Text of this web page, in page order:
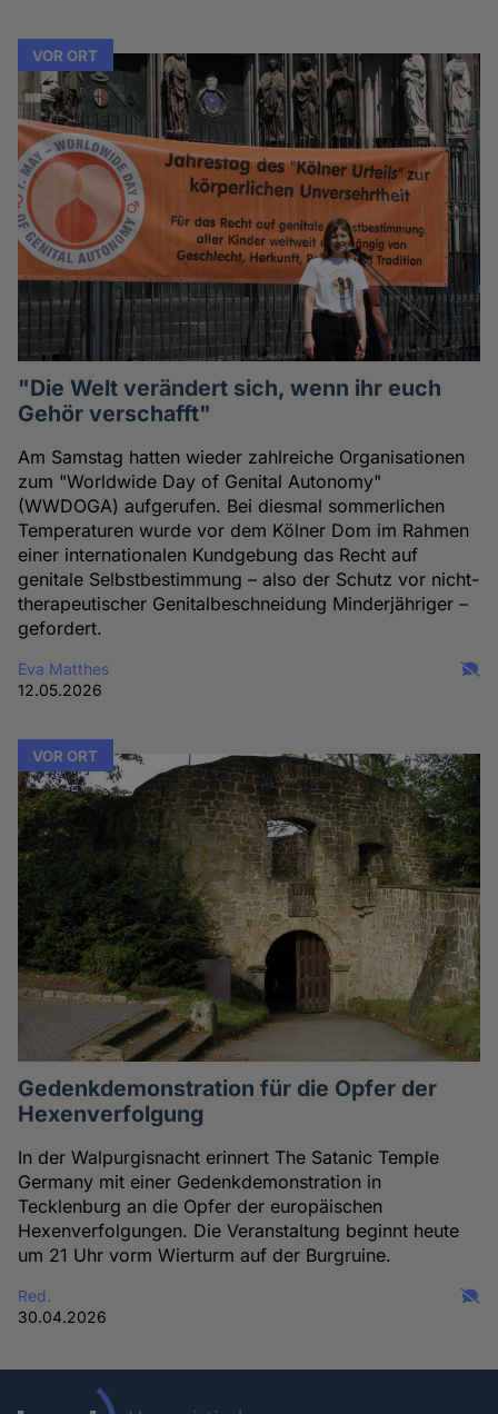
VOR ORT
"Die Welt verändert sich, wenn ihr euch
Gehör verschafft"
Am Samstag hatten wieder zahlreiche Organisationen
zum "Worldwide Day of Genital Autonomy"
(WWDOGA) aufgerufen. Bei diesmal sommerlichen
Temperaturen wurde vor dem Kölner Dom im Rahmen
einer internationalen Kundgebung das Recht auf
genitale Selbstbestimmung – also der Schutz vor nicht-
therapeutischer Genitalbeschneidung Minderjähriger –
gefordert.
Eva Matthes
12.05.2026
VOR ORT
Gedenkdemonstration für die Opfer der
Hexenverfolgung
In der Walpurgisnacht erinnert The Satanic Temple
Germany mit einer Gedenkdemonstration in
Tecklenburg an die Opfer der europäischen
Hexenverfolgungen. Die Veranstaltung beginnt heute
um 21 Uhr vorm Wierturm auf der Burgruine.
Red.
30.04.2026